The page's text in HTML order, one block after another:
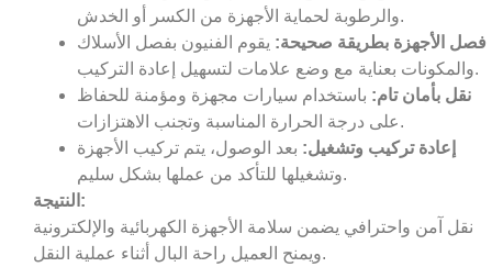
والرطوبة لحماية الأجهزة من الكسر أو الخدش.
فصل الأجهزة بطريقة صحيحة: يقوم الفنيون بفصل الأسلاك
والمكونات بعناية مع وضع علامات لتسهيل إعادة التركيب.
نقل بأمان تام: باستخدام سيارات مجهزة ومؤمنة للحفاظ
على درجة الحرارة المناسبة وتجنب الاهتزازات.
إعادة تركيب وتشغيل: بعد الوصول، يتم تركيب الأجهزة
وتشغيلها للتأكد من عملها بشكل سليم.
النتيجة:
نقل آمن واحترافي يضمن سلامة الأجهزة الكهربائية والإلكترونية
ويمنح العميل راحة البال أثناء عملية النقل.